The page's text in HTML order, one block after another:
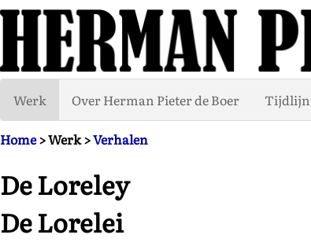
Werk Over Herman Pieter de Boer Tijdlijn
Home> Werk >Verhalen
De Loreley
De Lorelei